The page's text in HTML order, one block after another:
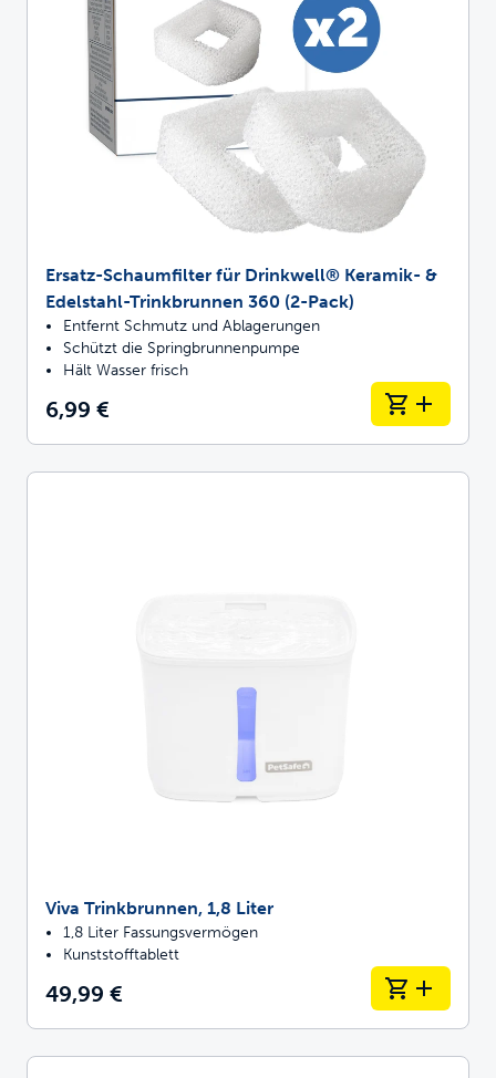
Ersatz-Schaumfilter für Drinkwell® Keramik- &
Edelstahl-Trinkbrunnen 360 (2-Pack)
Entfernt Schmutz und Ablagerungen
Schützt die Springbrunnenpumpe
Hält Wasser frisch
6,99 €
Viva Trinkbrunnen, 1,8 Liter
1,8 Liter Fassungsvermögen
Kunststofftablett
49,99 €